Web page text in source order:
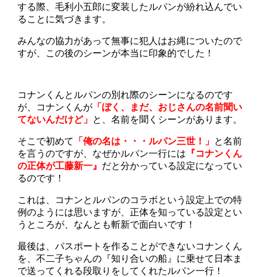
する際、毛利小五郎に変装したルパンが紛れ込んでい
ることに気づきます。
みんなの協力があって無事に犯人はお縄についたので
すが、この後のシーンが本当に印象的でした！
コナンくんとルパンの別れ際のシーンになるのです
が、コナンくんが 「ぼく、まだ、おじさんの名前聞い
てないんだけど」 と、名前を聞くシーンがあります。
そこで初めて 「俺の名は・・・ルパン三世！」 と名前
を言うのですが、なぜかルパン一行には 『コナンくん
の正体が工藤新一』 だと分かっている設定になってい
るのです！
これは、コナンとルパンのコラボという設定上での特
例のようには思いますが、正体を知っている設定とい
うところが、なんとも斬新で面白いです！
最後は、パスポートを作ることができないコナンくん
を、不二子ちゃんの『知り合いの船』に乗せて日本ま
で送ってくれる段取りをしてくれたルパン一行！